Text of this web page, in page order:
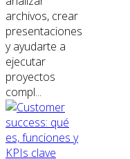
archivos, crear
presentaciones
y ayudarte a
ejecutar
proyectos
compl...